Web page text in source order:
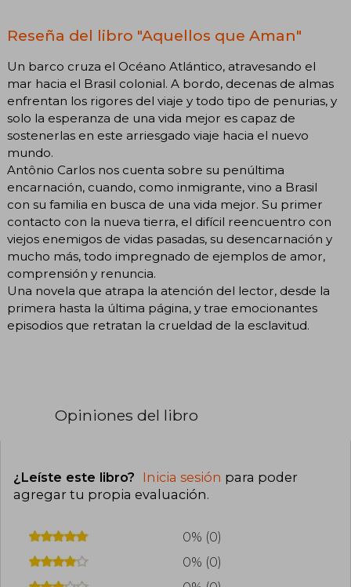
Reseña del libro "Aquellos que Aman"
Un barco cruza el Océano Atlántico, atravesando el
mar hacia el Brasil colonial. A bordo, decenas de almas
enfrentan los rigores del viaje y todo tipo de penurias, y
solo la esperanza de una vida mejor es capaz de
sostenerlas en este arriesgado viaje hacia el nuevo
mundo.
Antônio Carlos nos cuenta sobre su penúltima
encarnación, cuando, como inmigrante, vino a Brasil
con su familia en busca de una vida mejor. Su primer
contacto con la nueva tierra, el difícil reencuentro con
viejos enemigos de vidas pasadas, su desencarnación y
mucho más, todo impregnado de ejemplos de amor,
comprensión y renuncia.
Una novela que atrapa la atención del lector, desde la
primera hasta la última página, y trae emocionantes
episodios que retratan la crueldad de la esclavitud.
Opiniones del libro
¿Leíste este libro? Inicia sesión para poder
agregar tu propia evaluación.
0% (0)
0% (0)